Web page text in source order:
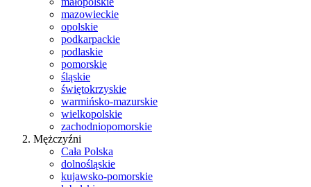
mazowieckie
opolskie
podkarpackie
podlaskie
pomorskie
śląskie
świętokrzyskie
warmińsko-mazurskie
wielkopolskie
zachodniopomorskie
Mężczyźni
Cała Polska
dolnośląskie
kujawsko-pomorskie